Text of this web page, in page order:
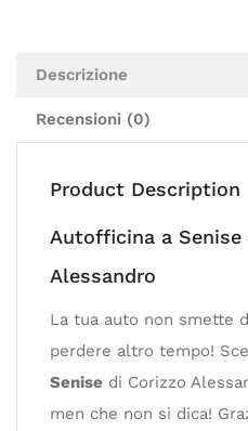
Descrizione
Recensioni (0)
Product Description
Autofficina a Senise
Alessandro
La tua auto non smette
perdere altro tempo!
Senise di Corizzo
men che non si dica!